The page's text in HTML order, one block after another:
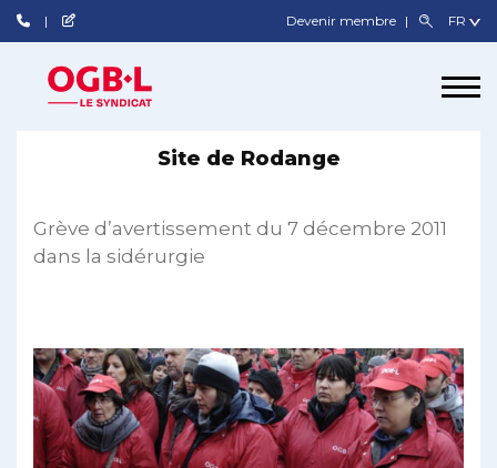
Devenir membre
Site de Rodange
Grève d’avertissement du 7 décembre 2011
dans la sidérurgie